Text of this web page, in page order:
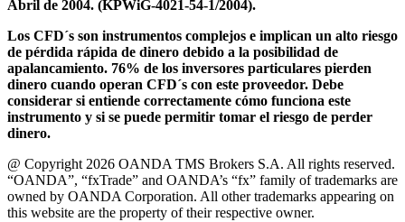
Abril de 2004. (KPWiG-4021-54-1/2004).
Los CFD´s son instrumentos complejos e implican un alto riesgo
de pérdida rápida de dinero debido a la posibilidad de
apalancamiento. 76% de los inversores particulares pierden
dinero cuando operan CFD´s con este proveedor. Debe
considerar si entiende correctamente cómo funciona este
instrumento y si se puede permitir tomar el riesgo de perder
dinero.
@ Copyright 2026 OANDA TMS Brokers S.A. All rights reserved.
“OANDA”, “fxTrade” and OANDA’s “fx” family of trademarks are
owned by OANDA Corporation. All other trademarks appearing on
this website are the property of their respective owner.